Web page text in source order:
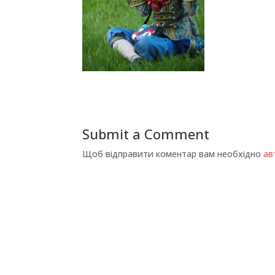
Submit a Comment
Щоб відправити коментар вам необхідно